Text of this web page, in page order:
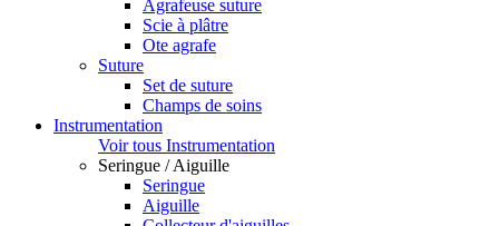
Agrafeuse suture
Scie à plâtre
Ote agrafe
Suture
Set de suture
Champs de soins
Instrumentation
Voir tous Instrumentation
Seringue / Aiguille
Seringue
Aiguille